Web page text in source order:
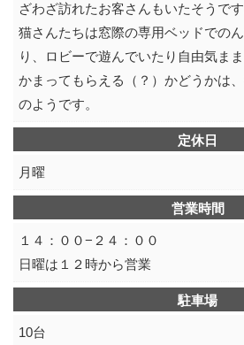
ざわざ訪れたお客さんもいたそうです
猫さんたちは窓際の専用ベッドでの
り、ロビーで遊んでいたり自由気まま
かまってもらえる（？）かどうかは
のようです。
定休日
月曜
営業時間
１４：００−２４：００
日曜は１２時から営業
駐車場
10台